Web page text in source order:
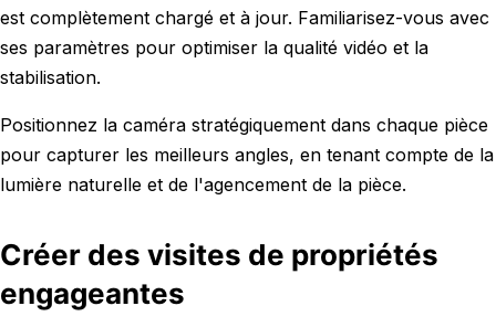
est complètement chargé et à jour. Familiarisez-vous avec
ses paramètres pour optimiser la qualité vidéo et la
stabilisation.
Positionnez la caméra stratégiquement dans chaque pièce
pour capturer les meilleurs angles, en tenant compte de la
lumière naturelle et de l'agencement de la pièce.
Créer des visites de propriétés
engageantes